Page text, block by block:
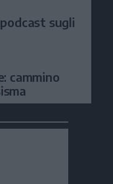
podcast sugli
cammino